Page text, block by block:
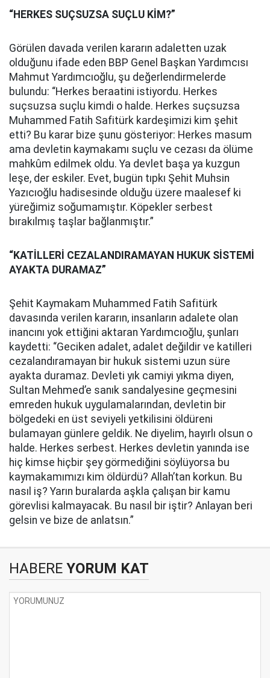
“HERKES SUÇSUZSA SUÇLU KİM?”
Görülen davada verilen kararın adaletten uzak
olduğunu ifade eden BBP Genel Başkan Yardımcısı
Mahmut Yardımcıoğlu, şu değerlendirmelerde
bulundu: “Herkes beraatini istiyordu. Herkes
suçsuzsa suçlu kimdi o halde. Herkes suçsuzsa
Muhammed Fatih Safitürk kardeşimizi kim şehit
etti? Bu karar bize şunu gösteriyor: Herkes masum
ama devletin kaymakamı suçlu ve cezası da ölüme
mahkûm edilmek oldu. Ya devlet başa ya kuzgun
leşe, der eskiler. Evet, bugün tıpkı Şehit Muhsin
Yazıcıoğlu hadisesinde olduğu üzere maalesef ki
yüreğimiz soğumamıştır. Köpekler serbest
bırakılmış taşlar bağlanmıştır.”
“KATİLLERİ CEZALANDIRAMAYAN HUKUK SİSTEMİ
AYAKTA DURAMAZ”
Şehit Kaymakam Muhammed Fatih Safitürk
davasında verilen kararın, insanların adalete olan
inancını yok ettiğini aktaran Yardımcıoğlu, şunları
kaydetti: “Geciken adalet, adalet değildir ve katilleri
cezalandıramayan bir hukuk sistemi uzun süre
ayakta duramaz. Devleti yık camiyi yıkma diyen,
Sultan Mehmed’e sanık sandalyesine geçmesini
emreden hukuk uygulamalarından, devletin bir
bölgedeki en üst seviyeli yetkilisini öldüreni
bulamayan günlere geldik. Ne diyelim, hayırlı olsun o
halde. Herkes serbest. Herkes devletin yanında ise
hiç kimse hiçbir şey görmediğini söylüyorsa bu
kaymakamımızı kim öldürdü? Allah’tan korkun. Bu
nasıl iş? Yarın buralarda aşkla çalışan bir kamu
görevlisi kalmayacak. Bu nasıl bir iştir? Anlayan beri
gelsin ve bize de anlatsın.”
HABERE YORUM KAT